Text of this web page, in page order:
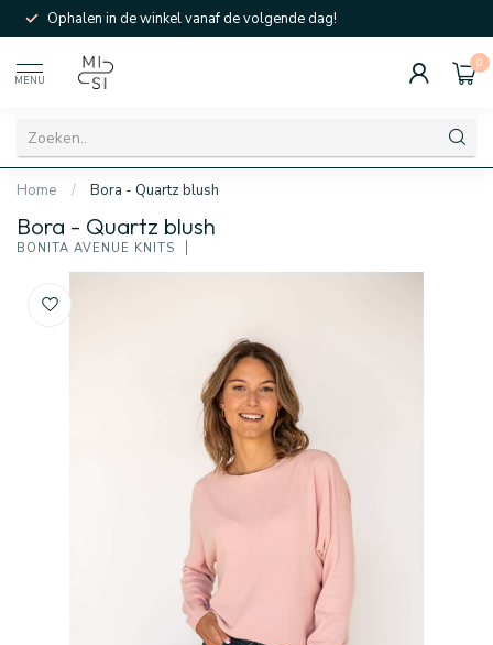
Ophalen in de winkel vanaf de volgende dag!
MENU
0
Home / Bora - Quartz blush
Bora - Quartz blush
BONITA AVENUE KNITS